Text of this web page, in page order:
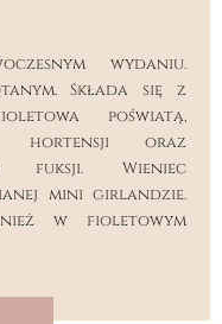
wydaniu.
Składa się z
poświatą,
hortensji oraz
fuksji. Wieniec
mini girlandzie.
w fioletowym